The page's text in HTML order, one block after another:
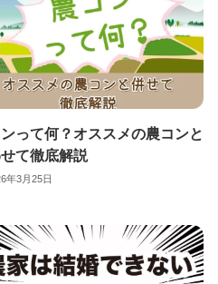
って何？オススメの農コンと
て徹底解説
年3月25日